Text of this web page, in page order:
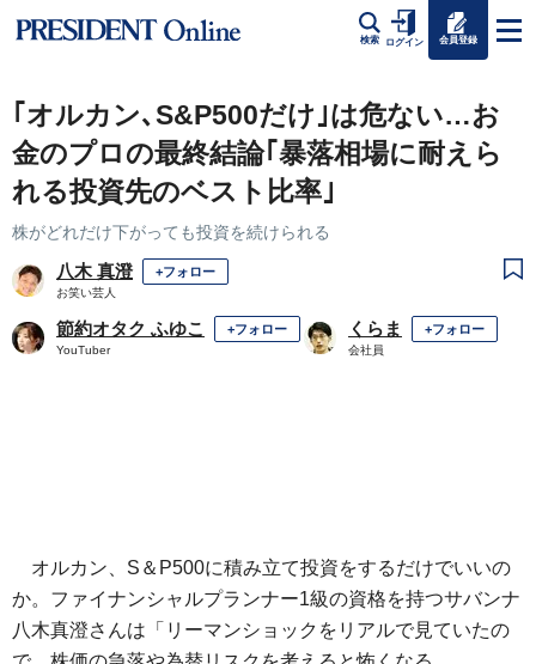
検索 ログイン 会員登録
｢オルカン､S&P500だけ｣は危ない…お
金のプロの最終結論｢暴落相場に耐えら
れる投資先のベスト比率｣
株がどれだけ下がっても投資を続けられる
八木 真澄 +フォロー
お笑い芸人
節約オタク ふゆこ +フォロー
YouTuber
くらま +フォロー
会社員
オルカン、S＆P500に積み立て投資をするだけでいいの
か。ファイナンシャルプランナー1級の資格を持つサバンナ
八木真澄さんは「リーマンショックをリアルで見ていたの